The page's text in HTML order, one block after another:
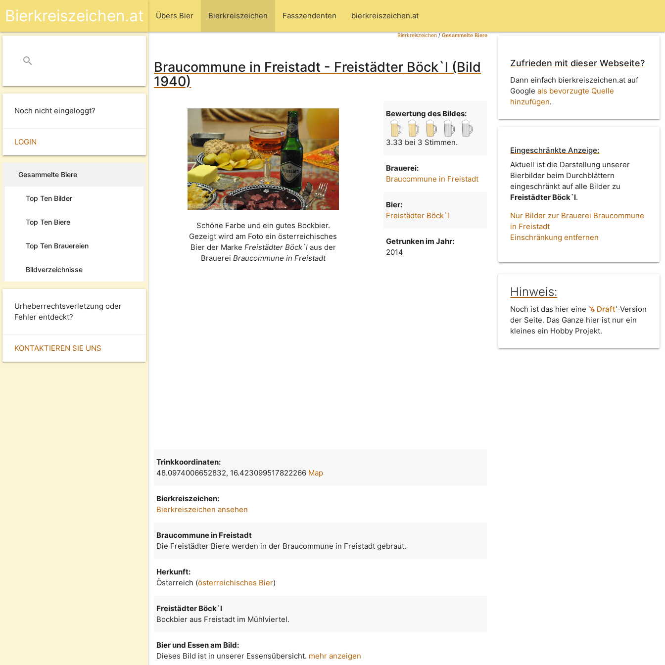
Übers Bier Bierkreiszeichen Fasszendenten bierkreiszeichen.at
Bierkreiszeichen.at
search
Noch nicht eingeloggt?
LOGIN
Gesammelte Biere
Top Ten Bilder
Top Ten Biere
Top Ten Brauereien
Bildverzeichnisse
Urheberrechtsverletzung oder
Fehler entdeckt?
KONTAKTIEREN SIE UNS
Bierkreiszeichen/Gesammelte Biere
Braucommune in Freistadt - Freistädter Böck`l (Bild
1940)
Schöne Farbe und ein gutes Bockbier.
Gezeigt wird am Foto ein österreichisches
Bier der Marke Freistädter Böck`laus der
Brauerei Braucommune in Freistadt
Bewertung des Bildes:
3.33 bei 3 Stimmen.
Brauerei:
Braucommune in Freistadt
Bier:
Freistädter Böck`l
Getrunken im Jahr:
2014
Zufrieden mit dieser Webseite?
Dann einfach bierkreiszeichen.at auf
Googleals bevorzugte Quelle
hinzufügen.
Eingeschränkte Anzeige:
Aktuell ist die Darstellung unserer
Bierbilder beim Durchblättern
eingeschränkt auf alle Bilder zu
Freistädter Böck`l.
Nur Bilder zur Brauerei Braucommune
in Freistadt
Einschränkung entfernen
Hinweis:
Noch ist das hier eine ' Draft'-Version
der Seite. Das Ganze hier ist nur ein
kleines ein Hobby Projekt.
Trinkkoordinaten:
48.0974006652832, 16.423099517822266 Map
Bierkreiszeichen:
Bierkreiszeichen ansehen
Braucommune in Freistadt
Die Freistädter Biere werden in der Braucommune in Freistadt gebraut.
Herkunft:
Österreich (österreichisches Bier)
Freistädter Böck`l
Bockbier aus Freistadt im Mühlviertel.
Bier und Essen am Bild:
Dieses Bild ist in unserer Essensübersicht. mehr anzeigen